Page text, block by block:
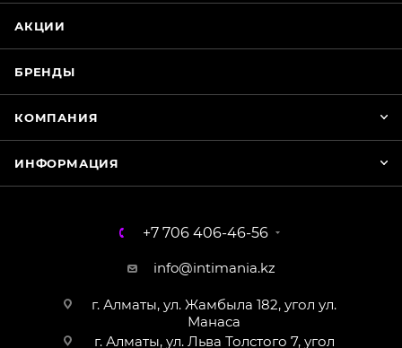
АКЦИИ
БРЕНДЫ
КОМПАНИЯ
ИНФОРМАЦИЯ
+7 706 406-46-56
info@intimania.kz
г. Алматы, ул. Жамбыла 182, угол ул.
Манаса
г. Алматы, ул. Льва Толстого 7, угол